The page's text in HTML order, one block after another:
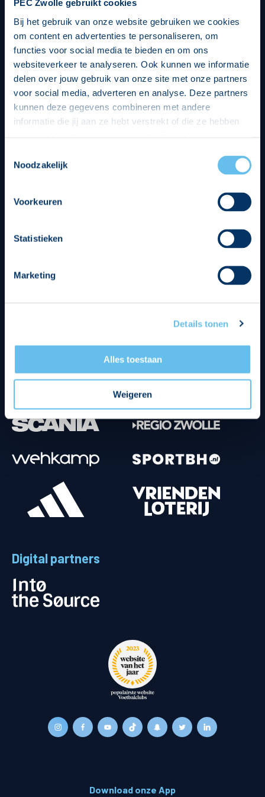
PEC Zwolle gebruikt cookies
Bij het gebruik van onze website gebruiken we cookies
om content en advertenties te personaliseren, om
functies voor social media te bieden en om ons
websiteverkeer te analyseren. Ook kunnen we informatie
delen over jouw gebruik van onze site met onze partners
voor social media, adverteren en analyse. Deze partners
kunnen deze gegevens combineren met andere
informatie die jij aan ze hebt verstrekt of die ze hebben
op een veilige en integere wijze. Je kunt je toestemming
beheren op de privacy- en cookieverklaring pagina.
Noodzakelijk
Voorkeuren
Statistieken
Marketing
Details tonen
Alles toestaan
Weigeren
Digital partners
Download onze App